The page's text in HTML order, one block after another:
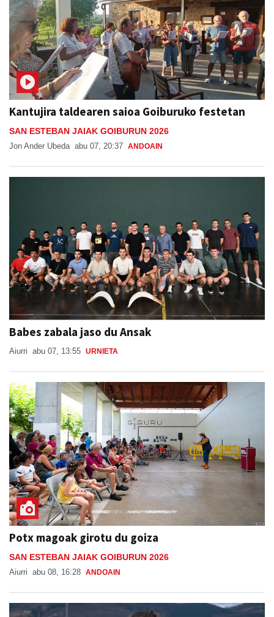
Kantujira taldearen saioa Goiburuko festetan
SAN ESTEBAN JAIAK GOIBURUN 2026
Jon Ander Ubeda abu 07, 20:37 ANDOAIN
Babes zabala jaso du Ansak
Aiurri abu 07, 13:55 URNIETA
Potx magoak girotu du goiza
SAN ESTEBAN JAIAK GOIBURUN 2026
Aiurri abu 08, 16:28 ANDOAIN